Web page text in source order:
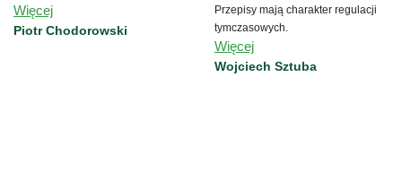
bezgotówkowej nie skorzysta ze
zwolnienia od podatku.
Więcej
Piotr Chodorowski
Przepisy mają charakter regulacji
tymczasowych.
Więcej
Wojciech Sztuba